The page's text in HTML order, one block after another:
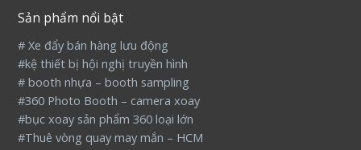
Sản phẩm nổi bật
# Xe đẩy bán hàng lưu động
#kệ thiết bị hội nghị truyền hình
# booth nhựa – booth sampling
#360 Photo Booth – camera xoay
#bục xoay sản phẩm 360 loại lớn
#Thuê vòng quay may mắn – HCM